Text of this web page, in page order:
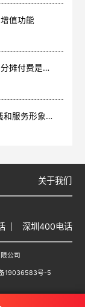
值功能
400电话和座机比有什么优势？统一接听+分摊付费是核心
有了座机为什么还要办400电话？一号多线和服务形象是核心
关于我们
深圳400电话
公司
19036583号-5